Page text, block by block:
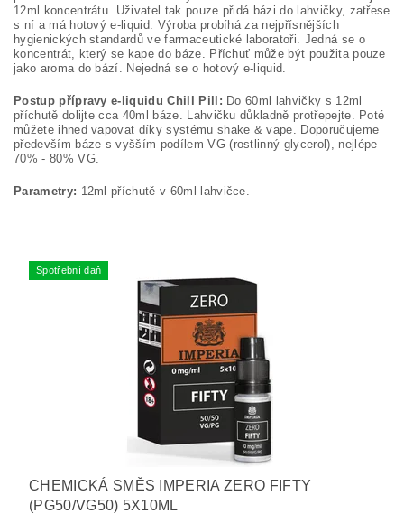
12ml koncentrátu. Uživatel tak pouze přidá bázi do lahvičky, zatřese
s ní a má hotový e-liquid. Výroba probíhá za nejpřísnějších
hygienických standardů ve farmaceutické laboratoři. Jedná se o
koncentrát, který se kape do báze. Příchuť může být použita pouze
jako aroma do bází. Nejedná se o hotový e-liquid.
Postup přípravy e-liquidu Chill Pill: Do 60ml lahvičky s 12ml
příchutě dolijte cca 40ml báze. Lahvičku důkladně protřepejte. Poté
můžete ihned vapovat díky systému shake & vape. Doporučujeme
především báze s vyšším podílem VG (rostlinný glycerol), nejlépe
70% - 80% VG.
Parametry: 12ml příchutě v 60ml lahvičce.
Spotřební daň
CHEMICKÁ SMĚS IMPERIA ZERO FIFTY
(PG50/VG50) 5X10ML